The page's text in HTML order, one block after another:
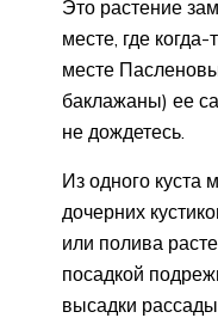
Это растение
месте, где
месте
баклажаны) ее
не дождетесь.
Из одного куста
дочерних
или полива
посадкой
высадки